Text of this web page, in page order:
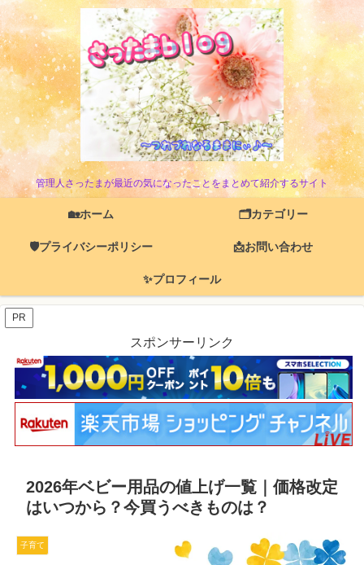
管理人さったまが最近の気になったことをまとめて紹介するサイト
🏡ホーム 🗂️カテゴリー
🛡️プライバシーポリシー 📩お問い合わせ
✨プロフィール
PR
スポンサーリンク
2026年ベビー用品の値上げ一覧｜価格改定
はいつから？今買うべきものは？
子育て